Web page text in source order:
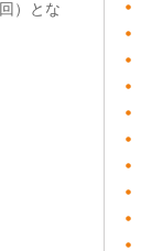
回）とな